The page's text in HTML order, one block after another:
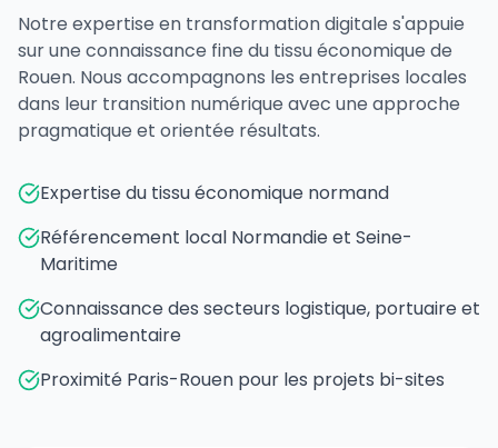
Notre expertise en transformation digitale s'appuie
sur une connaissance fine du tissu économique de
Rouen. Nous accompagnons les entreprises locales
dans leur transition numérique avec une approche
pragmatique et orientée résultats.
Expertise du tissu économique normand
Référencement local Normandie et Seine-
Maritime
Connaissance des secteurs logistique, portuaire et
agroalimentaire
Proximité Paris-Rouen pour les projets bi-sites